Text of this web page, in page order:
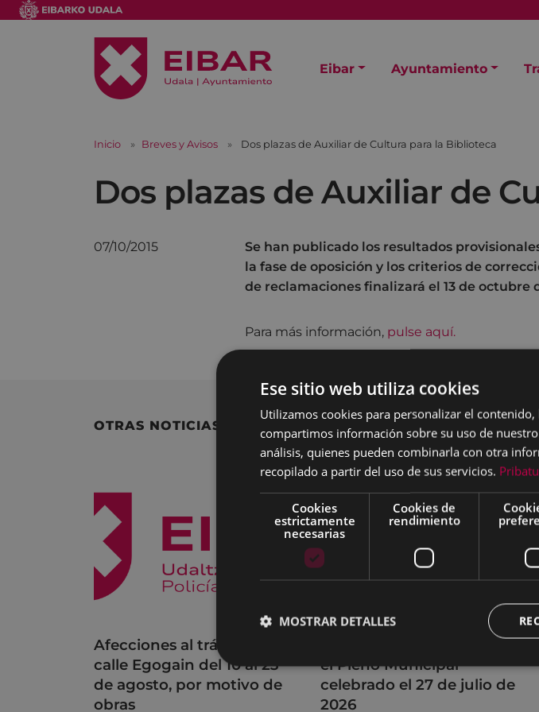
Eibar Ayuntamiento
Inicio Breves y Avisos Dos plazas de Auxiliar de Cultura para la Biblioteca
Dos plazas de Auxiliar de
07/10/2015
Se han publicado los resultados
la fase de oposición y los criterios de
de reclamaciones finalizará el 13 de octubre
Para más información, pulse aquí.
OTRAS NOTICIAS
Afecciones al tráfico en la
calle Egogain del 10 al 23
de agosto, por motivo de
obras
Acuerdos adoptados por
el Pleno Municipal
celebrado el 27 de julio de
2026
Ese sitio web utiliza cookies
Utilizamos cookies para personalizar el
compartimos información sobre su uso de
análisis, quienes pueden combinarla con otra
recopilado a partir del uso de sus servicios.
Cookies
estrictamente
necesarias
Cookies de
rendimiento
MOSTRAR DETALLES